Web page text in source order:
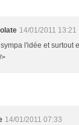
14/01/2011 13:21
l'idée et surtout
>
14/01/2011 07:33